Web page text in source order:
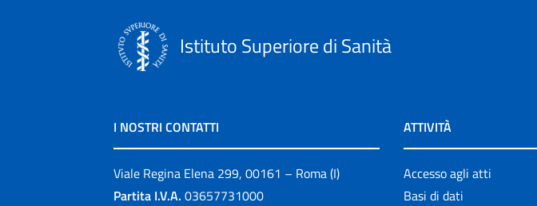
Istituto Superiore di Sanità
I NOSTRI CONTATTI
Viale Regina Elena 299, 00161 – Roma (I)
Partita I.V.A. 03657731000
ATTIVITÀ
Accesso agli atti
Basi di dati